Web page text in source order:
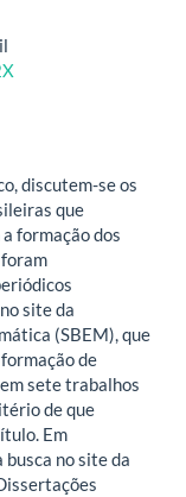
discutem-se os
que
formação dos
site da
(SBEM), que
de
sete trabalhos
de que
Em
no site da